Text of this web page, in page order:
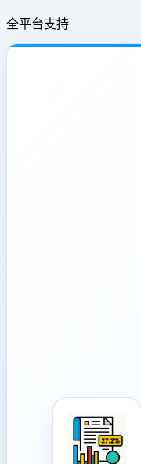
全平台支持